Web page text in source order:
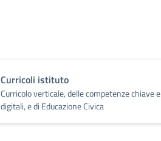
Curricoli istituto
Curricolo verticale, delle competenze chiave e
digitali, e di Educazione Civica